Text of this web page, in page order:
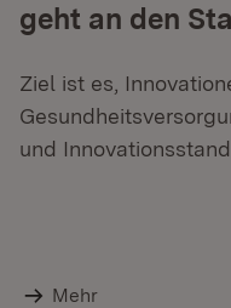
geht an den
Ziel ist es,
und
Mehr